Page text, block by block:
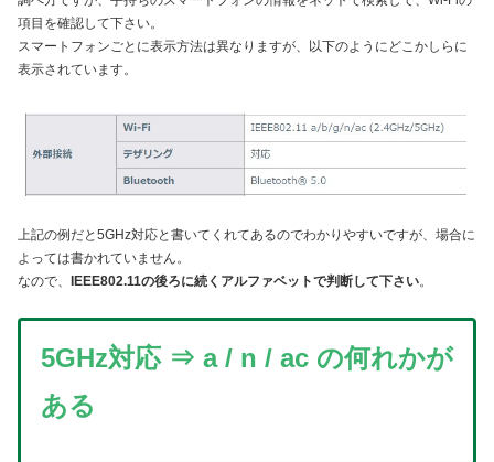
項目を確認して下さい。
スマートフォンごとに表示方法は異なりますが、以下のようにどこかしらに
表示されています。
上記の例だと5GHz対応と書いてくれてあるのでわかりやすいですが、場合に
よっては書かれていません。
なので、
IEEE802.11の後ろに続くアルファベットで判断して下さい。
5GHz対応 ⇒ a / n / ac の何れかが
ある